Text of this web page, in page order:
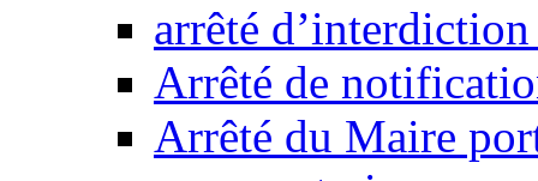
arrêté
Arrêté de
Arrêté du Maire